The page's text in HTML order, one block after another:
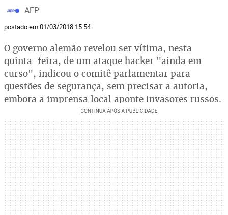
AFP
postado em 01/03/2018 15:54
O governo alemão revelou ser vítima, nesta
quinta-feira, de um ataque hacker "ainda em
curso", indicou o comitê parlamentar para
questões de segurança, sem precisar a autoria,
embora a imprensa local aponte invasores russos.